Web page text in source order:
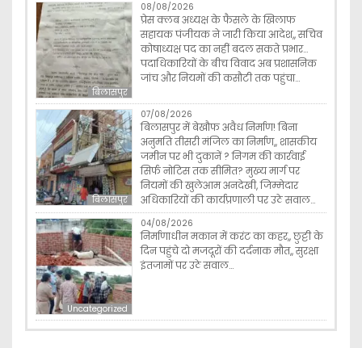
बिलासपुर
08/08/2026
प्रेस क्लब अध्यक्ष के फैसले के खिलाफ
सहायक पंजीयक ने जारी किया आदेश,, सचिव
कोषाध्यक्ष पद का नहीं बदल सकते प्रभार…
पदाधिकारियों के बीच विवाद अब प्रशासनिक
जांच और नियमों की कसौटी तक पहुंचा…
बिलासपुर
07/08/2026
बिलासपुर में बेखौफ अवैध निर्माण! बिना
अनुमति तीसरी मंजिल का निर्माण,, शासकीय
जमीन पर भी दुकानें ? निगम की कार्रवाई
सिर्फ नोटिस तक सीमित? मुख्य मार्ग पर
नियमों की खुलेआम अनदेखी, जिम्मेदार
अधिकारियों की कार्यप्रणाली पर उठे सवाल…
Uncategorized
04/08/2026
निर्माणाधीन मकान में करंट का कहर,, छुट्टी के
दिन पहुंचे दो मजदूरों की दर्दनाक मौत,, सुरक्षा
इंतजामों पर उठे सवाल…